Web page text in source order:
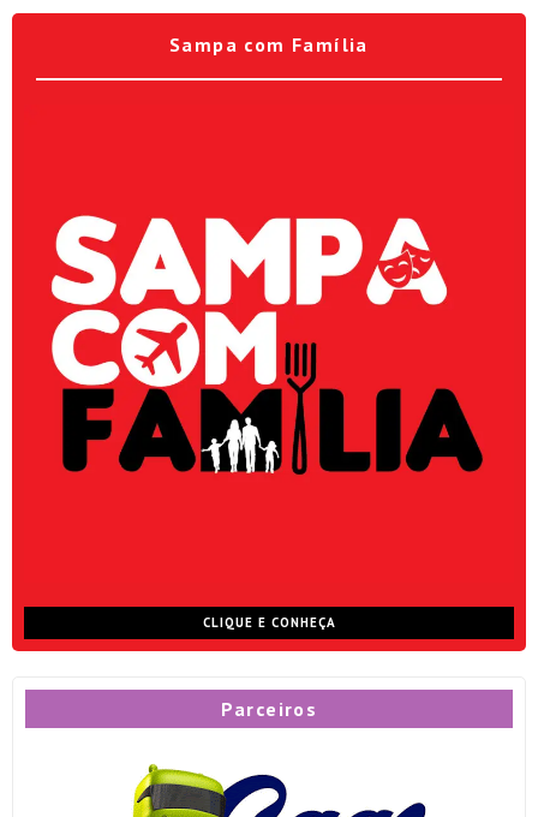
Sampa com Família
CLIQUE E CONHEÇA
Parceiros